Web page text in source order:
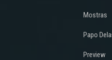
Mostras
Papo
Preview